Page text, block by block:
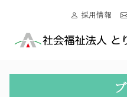
採用情報